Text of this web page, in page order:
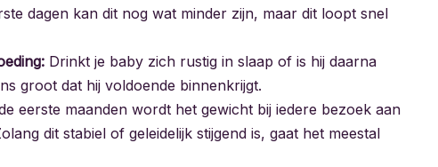
dagen kan dit nog wat minder zijn, maar dit loopt snel
Drinkt je baby zich rustig in slaap of is hij daarna
groot dat hij voldoende binnenkrijgt.
eerste maanden wordt het gewicht bij iedere bezoek aan
dit stabiel of geleidelijk stijgend is, gaat het meestal